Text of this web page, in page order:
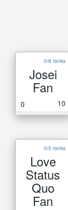
0/6 ranks
Josei
Fan
0 10
0/5 ranks
Love
Status
Quo
Fan